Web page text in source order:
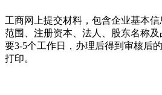
工商网上提交材料，包含企业基本
范围、注册资本、法人、股东名称
要3-5个工作日，办理后得到审核后
打印。